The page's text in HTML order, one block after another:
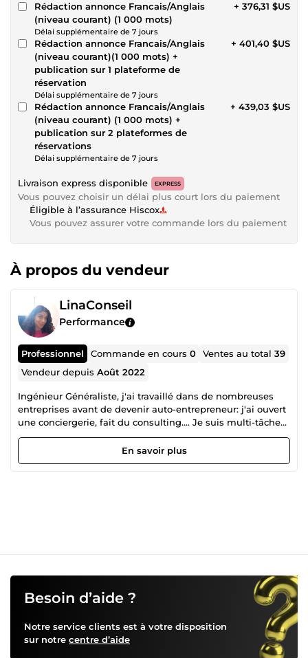
Rédaction annonce Francais/Anglais
(niveau courant) (1 000 mots)
Délai supplémentaire de 7 jours
+ 376,31 $US
Rédaction annonce Francais/Anglais
(niveau courant)(1 000 mots) +
publication sur 1 plateforme de
réservation
Délai supplémentaire de 7 jours
+ 401,40 $US
Rédaction annonce Francais/Anglais
(niveau courant) (1 000 mots) +
publication sur 2 plateformes de
réservations
Délai supplémentaire de 7 jours
+ 439,03 $US
Livraison express disponible EXPRESS
Vous pouvez choisir un délai plus court lors du paiement
Éligible à l’assurance Hiscox
Vous pouvez assurer votre commande lors du paiement
À propos du vendeur
LinaConseil
Performance
Professionnel Commande en cours0 Ventes au total39
Vendeur depuisAoût 2022
Ingénieur Généraliste, j'ai travaillé dans de nombreuses
entreprises avant de devenir auto-entrepreneur: j'ai ouvert
une conciergerie, fait du consulting.... Je suis multi-tâches,
ce qui me permet de comprendre vos demandes et d'y
répondre le plus efficacement possible.
En savoir plus
Besoin d’aide ?
Notre service clients est à votre disposition
sur notre centre d’aide